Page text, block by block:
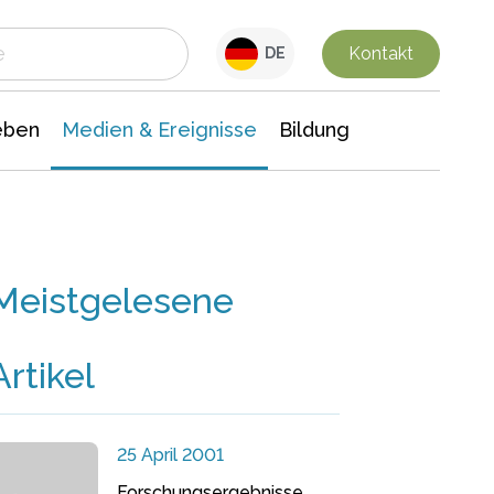
DE Kontakt
Medien & Ereignisse Bildung
25 April 2001